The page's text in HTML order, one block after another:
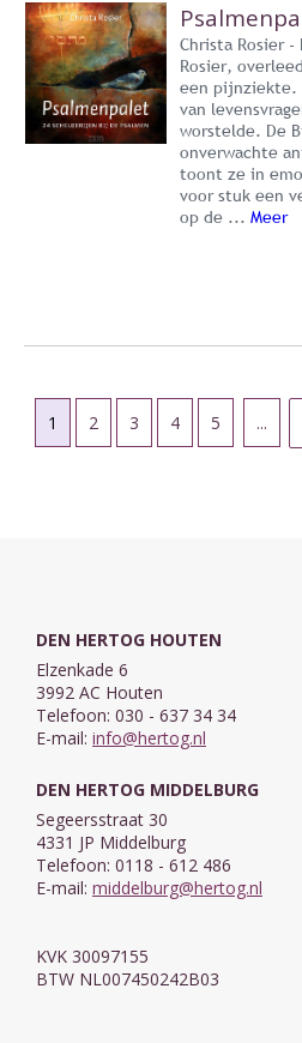
Christa Rosier
Rosier,
een pijnziekte.
van
worstelde. De
onverwachte
toont ze in
voor stuk een
op de ... Meer
1 2 3 4 5 ...
DEN HERTOG HOUTEN
Elzenkade 6
3992 AC Houten
Telefoon: 030 - 637 34 34
E-mail: info@hertog.nl
DEN HERTOG MIDDELBURG
Segeersstraat 30
4331 JP Middelburg
Telefoon: 0118 - 612 486
E-mail: middelburg@hertog.nl
KVK 30097155
BTW NL007450242B03